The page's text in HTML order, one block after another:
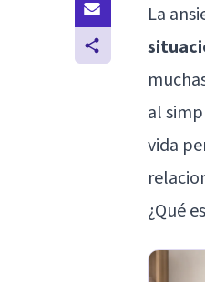
La
al
vida
¿Qué